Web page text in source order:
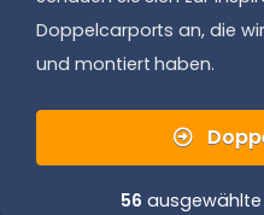
Doppelcarports an, die
und montiert haben.
56 ausgewählte